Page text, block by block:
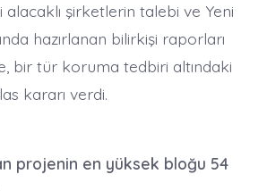
şirketlerin talebi ve Yeni
hazırlanan bilirkişi raporları
bir tür koruma tedbiri altındaki
kararı verdi.
projenin en yüksek bloğu 54